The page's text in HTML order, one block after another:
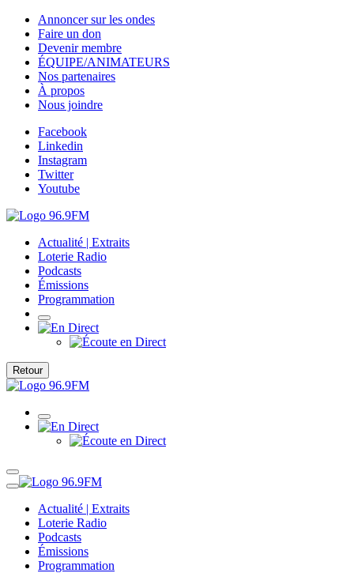
Annoncer sur les ondes
Faire un don
Devenir membre
ÉQUIPE/ANIMATEURS
Nos partenaires
À propos
Nous joindre
Facebook
Linkedin
Instagram
Twitter
Youtube
Actualité | Extraits
Loterie Radio
Podcasts
Émissions
Programmation
Retour
Actualité | Extraits
Loterie Radio
Podcasts
Émissions
Programmation